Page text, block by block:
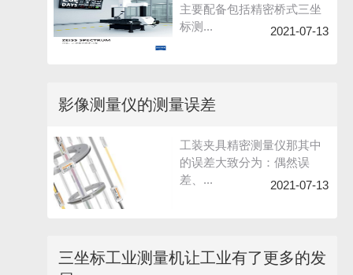
主要配备包括精密桥式三坐
标测...
2021-07-13
影像测量仪的测量误差
工装夹具精密测量仪那其中
的误差大致分为：偶然误
差、...
2021-07-13
三坐标工业测量机让工业有了更多的发